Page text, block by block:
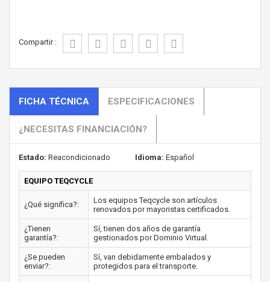
Compartir :
FICHA TÉCNICA ESPECIFICACIONES
¿NECESITAS FINANCIACIÓN?
Estado: Reacondicionado Idioma: Español
EQUIPO TEQCYCLE
¿Qué significa?:
Los equipos Teqcycle son artículos
renovados por mayoristas certificados.
¿Tienen
garantía?:
Sí, tienen dos años de garantía
gestionados por Dominio Virtual.
¿Se pueden
enviar?:
Sí, van debidamente embalados y
protegidos para el transporte.